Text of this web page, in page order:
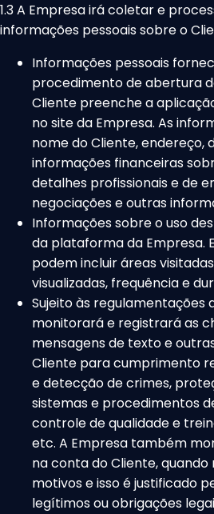
1.3 A Empresa irá coletar e
informações pessoais sobre o
Informações pessoais
procedimento de abertura
Cliente preenche a
no site da Empresa. As
nome do Cliente, endereço,
informações financeiras
detalhes profissionais e de
negociações e outras
Informações sobre o uso
da plataforma da Empresa.
podem incluir áreas
visualizadas, frequência e
Sujeito às regulamentações
monitorará e registrará as
mensagens de texto e
Cliente para cumprimento
e detecção de crimes,
sistemas e procedimentos
controle de qualidade e
etc. A Empresa também
na conta do Cliente,
motivos e isso é justificado
legítimos ou obrigações